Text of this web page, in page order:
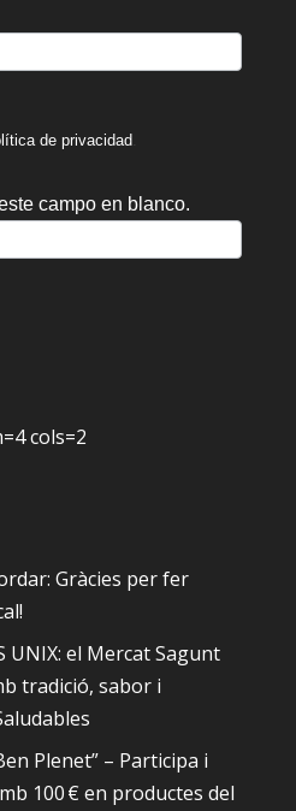
de privacidad.
campo en blanco.
cols=2
Gràcies per fer
UNIX: el Mercat Sagunt
tradició, sabor i
Plenet” – Participa i
100 € en productes del